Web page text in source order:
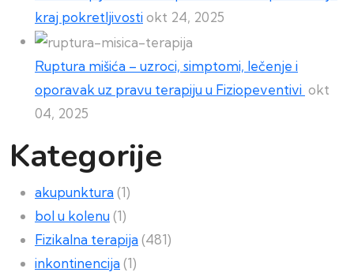
kraj pokretljivostiokt 24, 2025
Ruptura mišića – uzroci, simptomi, lečenje i
oporavak uz pravu terapiju u Fiziopeventivi okt
04, 2025
Kategorije
akupunktura (1)
bol u kolenu (1)
Fizikalna terapija (481)
inkontinencija (1)